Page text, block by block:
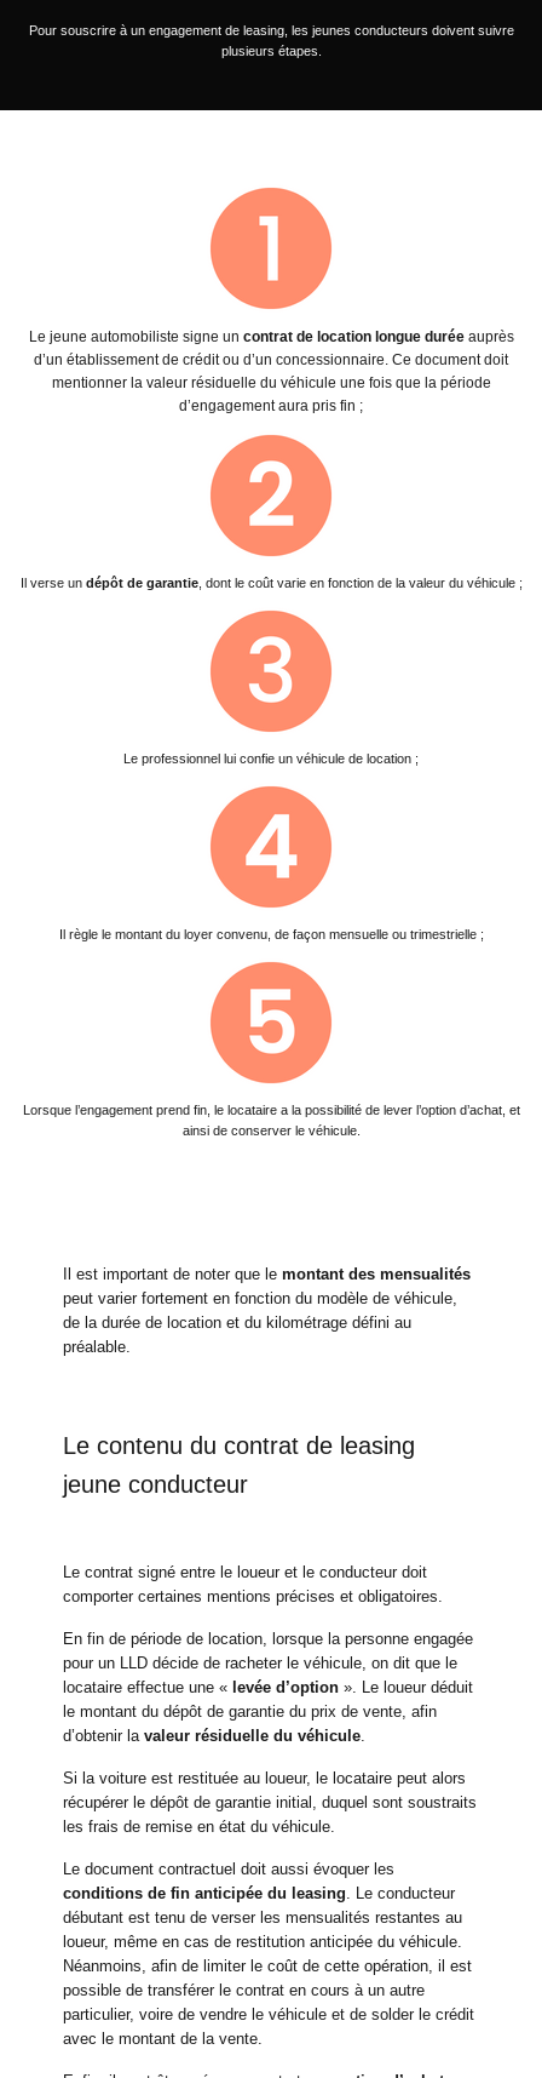
Pour souscrire à un engagement de leasing, les jeunes conducteurs doivent suivre
plusieurs étapes.
Le jeune automobiliste signe un contrat de location longue duréeauprès
d’un établissement de crédit ou d’un concessionnaire. Ce document doit
mentionner la valeur résiduelle du véhicule une fois que la période
d’engagement aura pris fin ;
Il verse un dépôt de garantie, dont le coût varie en fonction de la valeur du véhicule ;
Le professionnel lui confie un véhicule de location ;
Il règle le montant du loyer convenu, de façon mensuelle ou trimestrielle ;
Lorsque l’engagement prend fin, le locataire a la possibilité de lever l’option d’achat, et
ainsi de conserver le véhicule.
Il est important de noter que lemontant des mensualités
peut varier fortement en fonction du modèle de véhicule,
de la durée de location et du kilométrage défini au
préalable.
Le contenu du contrat de leasing
jeune conducteur
Le contrat signé entre le loueur et le conducteur doit
comporter certaines mentions précises et obligatoires.
En fin de période de location, lorsque la personne engagée
pour un LLD décide de racheter le véhicule, on dit que le
locataire effectue une « levée d’option ». Le loueur déduit
le montant du dépôt de garantie du prix de vente, afin
d’obtenir lavaleur résiduelle du véhicule
Si la voiture est restituée au loueur, le locataire peut alors
récupérer le dépôt de garantie initial, duquel sont soustraits
les frais de remise en état du véhicule.
Le document contractuel doit aussi évoquer les
conditions de fin anticipée du leasing . Le conducteur
débutant est tenu de verser les mensualités restantes au
loueur, même en cas de restitution anticipée du véhicule.
Néanmoins, afin de limiter le coût de cette opération, il est
possible de transférer le contrat en cours à un autre
particulier, voire de vendre le véhicule et de solder le crédit
avec le montant de la vente.